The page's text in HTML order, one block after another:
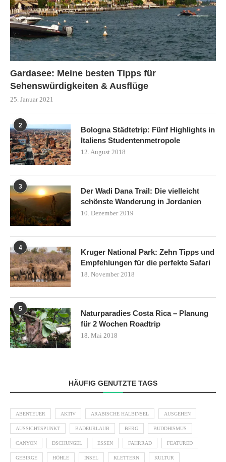
Gardasee: Meine besten Tipps für
Sehenswürdigkeiten & Ausflüge
25. Januar 2021
2
Bologna Städtetrip: Fünf Highlights in
Italiens Studentenmetropole
12. August 2018
3
Der Wadi Dana Trail: Die vielleicht
schönste Wanderung in Jordanien
10. Dezember 2019
4
Kruger National Park: Zehn Tipps und
Empfehlungen für die perfekte Safari
18. November 2018
5
Naturparadies Costa Rica – Planung
für 2 Wochen Roadtrip
18. Mai 2018
HÄUFIG GENUTZTE TAGS
ABENTEUER AKTIV ARABISCHE HALBINSEL AUSGEHEN
AUSSICHTSPUNKT BADEURLAUB BERG BUDDHISMUS
CANYON DSCHUNGEL ESSEN FAHRRAD FEATURED
GEBIRGE HÖHLE INSEL KLETTERN KULTUR